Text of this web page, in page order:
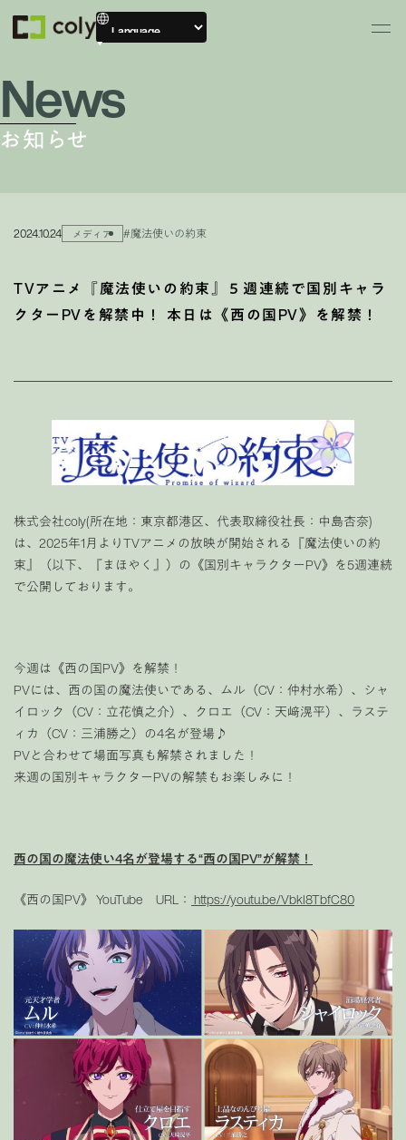
News
お知らせ
2024.10.24 メディア #魔法使いの約束
TVアニメ『魔法使いの約束』５週連続で国別キャラ
クターPVを解禁中！ 本日は《西の国PV》を解禁！
株式会社coly(所在地：東京都港区、代表取締役社長：中島杏奈)
は、2025年1月よりTVアニメの放映が開始される『魔法使いの約
束』（以下、『まほやく』）の《国別キャラクターPV》を5週連続
で公開しております。
今週は《西の国PV》を解禁！
PVには、西の国の魔法使いである、ムル（CV：仲村水希）、シャ
イロック（CV：立花慎之介）、クロエ（CV：天﨑滉平）、ラステ
ィカ（CV：三浦勝之）の4名が登場♪
PVと合わせて場面写真も解禁されました！
来週の国別キャラクターPVの解禁もお楽しみに！
西の国の魔法使い4名が登場する“西の国PV”が解禁！
《西の国PV》 YouTube URL： https://youtu.be/VbkI8TbfC80